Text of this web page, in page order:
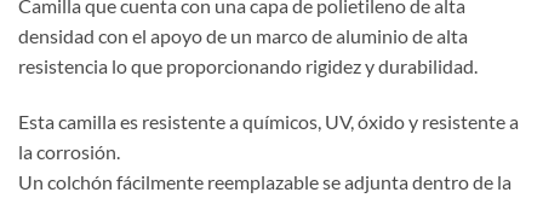
Camilla que cuenta con una capa de polietileno de alta
densidad con el apoyo de un marco de aluminio de alta
resistencia lo que proporcionando rigidez y durabilidad.
Esta camilla es resistente a químicos, UV, óxido y resistente a
la corrosión.
Un colchón fácilmente reemplazable se adjunta dentro de la